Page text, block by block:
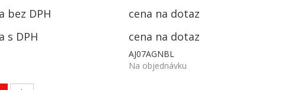
bez DPH
cena na dotaz
s DPH
cena na dotaz
AJ07AGNBL
Na objednávku